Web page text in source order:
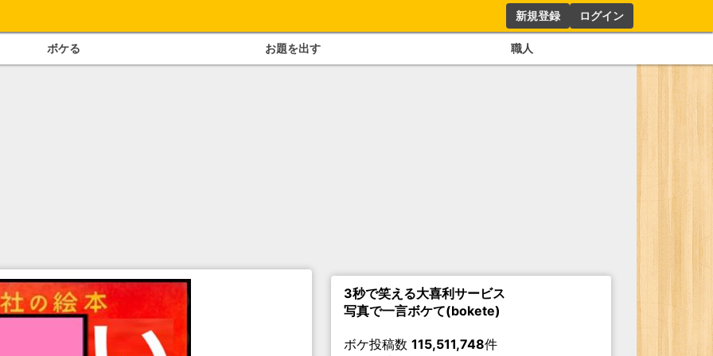
新規登録 ログイン
ボケる お題を出す 職人
3秒で笑える大喜利サービス
写真で一言ボケて(bokete)
ボケ投稿数 115,511,748件